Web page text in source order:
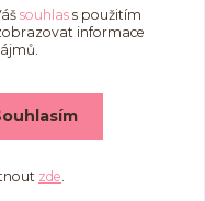
rychle.cz
souhlass použitím
informace
zde